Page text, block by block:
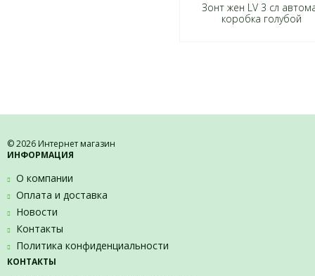
Зонт жен LV 3 сл
коробка голубой
© 2026 Интернет магазин
ИНФОРМАЦИЯ
О компании
Оплата и доставка
Новости
Контакты
Политика конфиденциальности
КОНТАКТЫ